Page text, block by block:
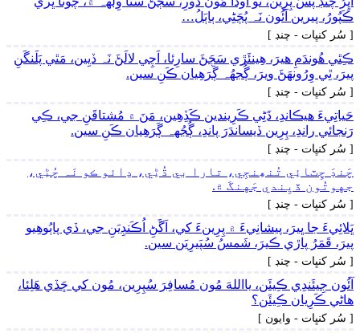
ڪَپُورُ، پيرين آئُون نَہ پُڄَڻِي، ٻاٻَلُ…
[ سُر کنڀات - چنڊ ]
ڪِٿي ھُوندَمِ ھيرَ، ھِينئَڙي سَڄَڻَ سارِئا، اَچِي لالَڻَ نَہ ڏيِين، مَٿي پَلَنگَنِ
پيرَ، ٿِي وِرُونھَڻَ ويرَ، ڳُجهُہ ڳَرَھِيان ڪَنِ سين.
[ سُر کنڀات - چنڊ ]
حَياتِيءَ ھيڪاندِ، ڌَڻِي ڪَرِيندين ڪَڏِھِين، مَنَ ۾ مُشتاقَنِ جي، ڪِي
رَنجائي راندِ، پِرِين ڏيساندَرَ پاندِ، ڳُجُهہ ڳَرَھِيان ڪَنِ سين.
[ سُر کنڀات - چنڊ ]
چَنڊَ چِٽائِي تُنھِنجِي، تارا بي ڌُڻِي، ڍائو ڪو نَہ چُڻِي،
جهوتُون ڏيِندي جَهنگَ ۾.
[ سُر کنڀات - چنڊ ]
ڀَلائِيءَ جا ڀيرَ، پيشانِيءَ ۾ پِرِينءَ کي، اَڱَڻِ اُڪَنڊِيَنِ جي، ڏي پاٻُوھِيو
پيرَ، قَمَرُ پاڙي ڪيرَ، شَمسُ سُپَيرِيَن سين.
[ سُر کنڀات - چنڊ ]
آئُون جِيئَندِي ڪِيئَن، يااللهَ مُون مُسافِرَ سُپِرِين، مُون کي ڇَڏي ھَلِئا،
ھاڻي ڪَرِيان ڪِيئَن؟
[ سُر کنڀات - وايون ]